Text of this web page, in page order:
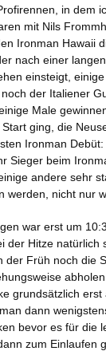
in dem
mit Nils
Ironman Hawaii
nach einer
einsteigt,
der Italiener
Male
ging, die
Ironman
Sieger beim
andere sehr
werden, nicht nur
war erst um
der Hitze natürlich
der Früh noch die
grundsätzlich erst
dann
bevor es für die
zum Einlaufen